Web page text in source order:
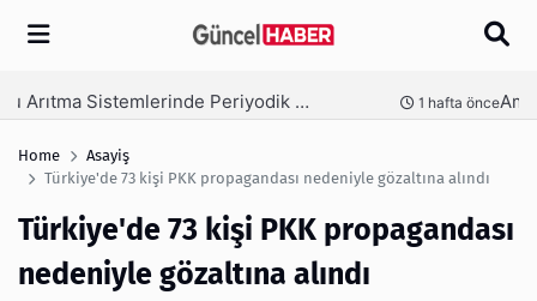
Arama 3 hafta önce
Home
Asayiş
Türkiye'de 73 kişi PKK propagandası nedeniyle gözaltına alındı
Türkiye'de 73 kişi PKK propagandası
nedeniyle gözaltına alındı